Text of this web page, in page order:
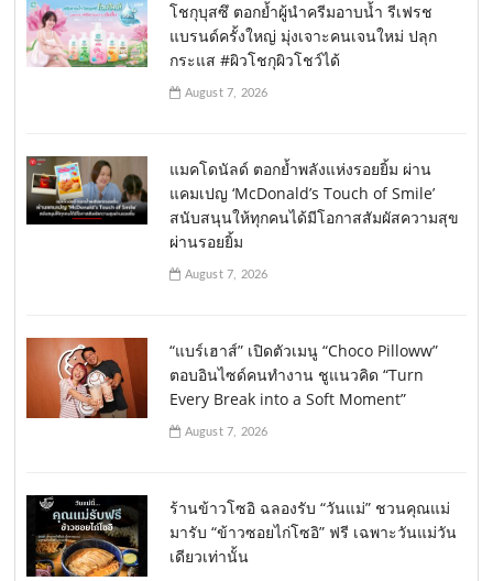
โชกุบุสซึ ตอกย้ำผู้นำครีมอาบน้ำ รีเฟรช
แบรนด์ครั้งใหญ่ มุ่งเจาะคนเจนใหม่ ปลุก
กระแส #ผิวโชกุผิวโชว์ได้
August 7, 2026
แมคโดนัลด์ ตอกย้ำพลังแห่งรอยยิ้ม ผ่าน
แคมเปญ ‘McDonald’s Touch of Smile’
สนับสนุนให้ทุกคนได้มีโอกาสสัมผัสความสุข
ผ่านรอยยิ้ม
August 7, 2026
“แบร์เฮาส์” เปิดตัวเมนู “Choco Pilloww”
ตอบอินไซด์คนทำงาน ชูแนวคิด “Turn
Every Break into a Soft Moment”
August 7, 2026
ร้านข้าวโซอิ ฉลองรับ “วันแม่” ชวนคุณแม่
มารับ “ข้าวซอยไก่โซอิ” ฟรี เฉพาะวันแม่วัน
เดียวเท่านั้น